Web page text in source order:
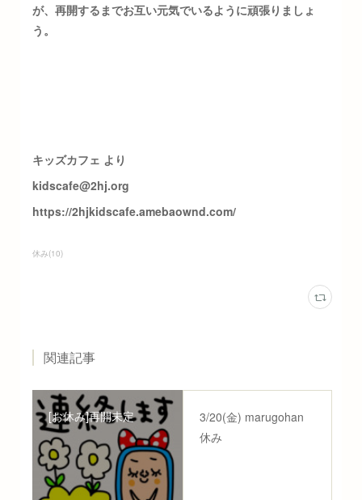
が、再開するまでお互い元気でいるように頑張りましょ
う。
キッズカフェ より
kidscafe@2hj.org
https://2hjkidscafe.amebaownd.com/
休み(10)
関連記事
[お休み]再開未定
3/20(金) marugohan
休み